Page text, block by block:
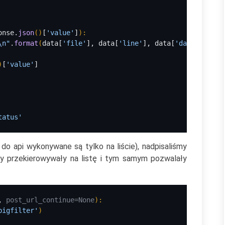
json() [ 'value' ] ) :
" . format (data[ 'file' ], data[ 'line' ], data[ 'data'
[ 'value' ]
api wykonywane są tylko na liście), nadpisaliśmy
na listę i tym samym pozwalały
post_url_continue=None) :
)